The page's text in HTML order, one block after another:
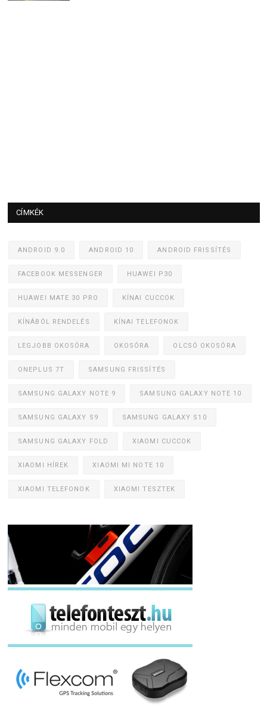
CÍMKÉK
ANDROID 9.0 ANDROID 10 ANDROID FRISSÍTÉS
FACEBOOK MESSENGER HUAWEI P30
HUAWEI MATE 30 PRO KÍNAI CUCCOK
KÍNÁBÓL RENDELÉS KÍNAI TELEFONOK
LEGJOBB OKOSÓRA OKOSÓRA OLCSÓ OKOSÓRA
ONEPLUS 7T SAMSUNG FRISSÍTÉS
SAMSUNG GALAXY NOTE 9 SAMSUNG GALAXY NOTE 10
SAMSUNG GALAXY S9 SAMSUNG GALAXY S10
SAMSUNG GALAXY FOLD XIAOMI CUCCOK
XIAOMI HÍREK XIAOMI MI NOTE 10
XIAOMI TELEFONOK XIAOMI TESZTEK